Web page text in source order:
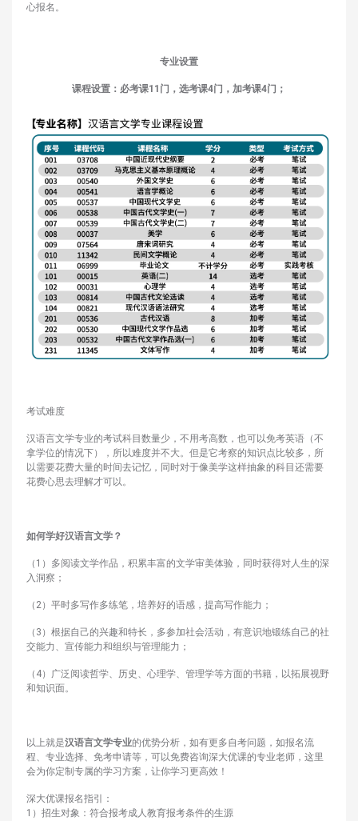
心报名。
专业设置
课程设置：必考课11门，选考课4门，加考课4门；
考试难度
汉语言文学专业的考试科目数量少，不用考高数，也可以免考英语（不
拿学位的情况下），所以难度并不大。但是它考察的知识点比较多，所
以需要花费大量的时间去记忆，同时对于像美学这样抽象的科目还需要
花费心思去理解才可以。
如何学好汉语言文学？
（1）多阅读文学作品，积累丰富的文学审美体验，同时获得对人生的深
入洞察；
（2）平时多写作多练笔，培养好的语感，提高写作能力；
（3）根据自己的兴趣和特长，多参加社会活动，有意识地锻练自己的社
交能力、宣传能力和组织与管理能力；
（4）广泛阅读哲学、历史、心理学、管理学等方面的书籍，以拓展视野
和知识面。
以上就是汉语言文学专业的优势分析，如有更多自考问题，如报名流
程、专业选择、免考申请等，可以免费咨询深大优课的专业老师，这里
会为你定制专属的学习方案，让你学习更高效！
深大优课报名指引：
1）招生对象：符合报考成人教育报考条件的生源